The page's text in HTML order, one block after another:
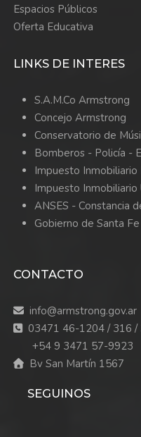
Espacios Públicos
Oferta Educativa
LINKS DE INTERES
S.A.M.Co Armstrong
Concejo Armstrong
Conservatorio de
Bomberos - Policía -
Impuesto Inmobiliario
Impuesto Inmobiliario
ANSES - Constancia
Gobierno de Santa
CONTACTO
info@armstrong.gov.ar
03471 46-1204 / 316 /
+54 9 3471 57-9923
Bv San Martín 1567
SEGUINOS